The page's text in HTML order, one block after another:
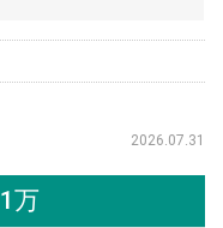
2026.07.31
万